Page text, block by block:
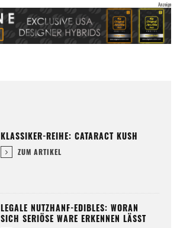
KLASSIKER-REIHE: CATARACT KUSH
ZUM ARTIKEL
LEGALE NUTZHANF-EDIBLES: WORAN
SICH SERIÖSE WARE ERKENNEN LÄSST